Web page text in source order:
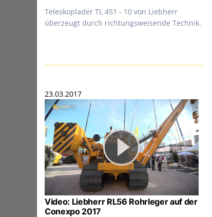
Teleskoplader TL 451 - 10 von Liebherr
überzeugt durch richtungsweisende Technik.
23.03.2017
Video: Liebherr RL56 Rohrleger auf der
Conexpo 2017